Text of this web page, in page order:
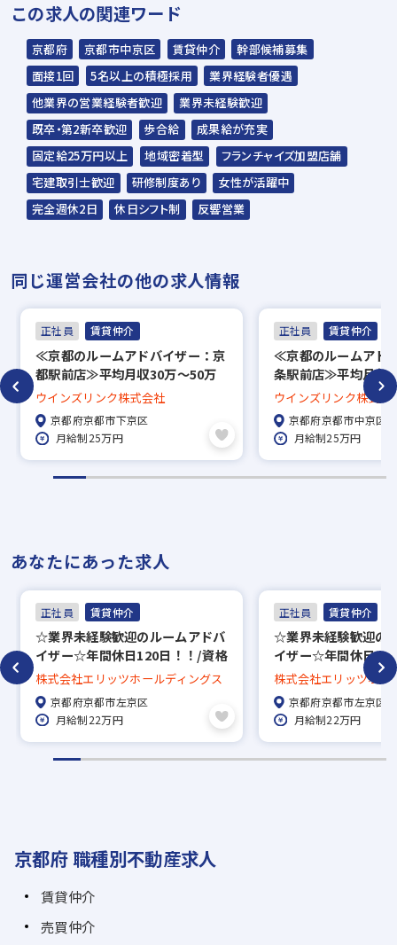
この求人の関連ワード
京都府 京都市中京区 賃貸仲介
幹部候補募集
面接1回
5名以上の積極採用
業界経験者優遇
他業界の営業経験者歓迎
業界未経験歓迎
既卒・第2新卒歓迎
歩合給
成果給が充実
固定給25万円以上
地域密着型
フランチャイズ加盟店舗
宅建取引士歓迎
研修制度あり
女性が活躍中
完全週休2日
休日シフト制 反響営業
同じ運営会社の他の求人情報
正社員 賃貸仲介
≪京都のルームアドバイザー：京
都駅前店≫平均月収30万～50万
／未経験スタート9割／毎月イン
セン支給でしっかり稼げる◎
ウインズリンク株式会社
京都府京都市下京区
月給制25万円
正社員 賃貸仲介
≪京都のルームアド
条駅前店≫平均月収
／未経験スタート9
セン支給でしっかり
ウインズリンク株式会
京都府京都市中京区
月給制25万円
あなたにあった求人
正社員 賃貸仲介
☆業界未経験歓迎のルームアドバ
イザー☆年間休日120日！！/資格
手当充実の57種類！！
株式会社エリッツホールディングス
京都府京都市左京区
月給制22万円
正社員 賃貸仲介
☆業界未経験歓迎の
イザー☆年間休日
手当充実の57種類！
株式会社エリッツホー
京都府京都市左京区
月給制22万円
京都府 職種別不動産求人
賃貸仲介
売買仲介